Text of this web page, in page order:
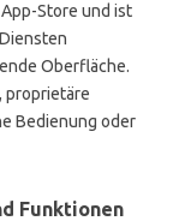
Store und ist
Oberfläche.
proprietäre
Bedienung oder
Funktionen